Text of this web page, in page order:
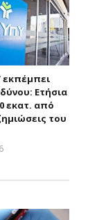
Ετήσια
εκατ. από
του